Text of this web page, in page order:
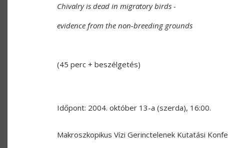
Chivalry is dead in migratory birds -
evidence from the non-breeding grounds
(45 perc + beszélgetés)
Időpont: 2004. október 13-a (szerda), 16:00.
Makroszkopikus Vízi Gerinctelenek Kutatási